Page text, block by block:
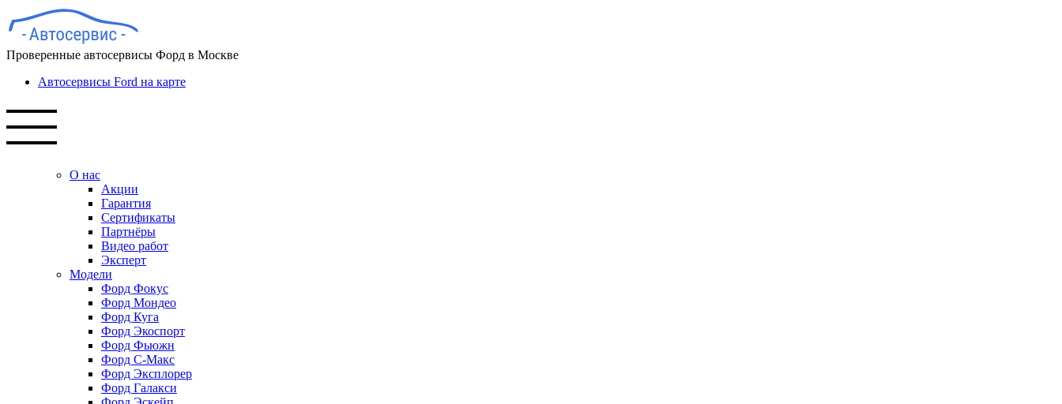
Проверенные автосервисы Форд в Москве
Автосервисы Ford на карте
О нас
Акции
Гарантия
Сертификаты
Партнёры
Видео работ
Эксперт
Модели
Форд Фокус
Форд Мондео
Форд Куга
Форд Экоспорт
Форд Фьюжн
Форд С-Макс
Форд Эксплорер
Форд Галакси